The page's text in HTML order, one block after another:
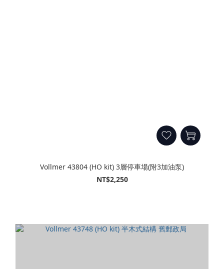
Vollmer 43804 (HO kit) 3層停車場(附3加油泵)
NT$2,250